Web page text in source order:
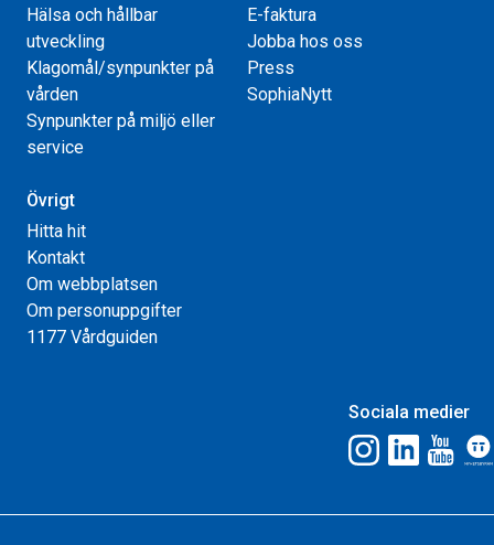
Hälsa och hållbar
utveckling
Klagomål/synpunkter på
vården
Synpunkter på miljö eller
service
E-faktura
Jobba hos oss
Press
SophiaNytt
Övrigt
Hitta hit
Kontakt
Om webbplatsen
Om personuppgifter
1177 Vårdguiden
Sociala medier